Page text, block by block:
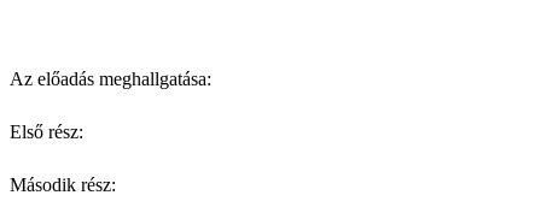
Az előadás meghallgatása:
Első rész:
Második rész: